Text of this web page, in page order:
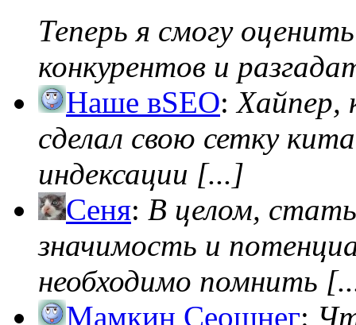
Теперь я смогу
конкурентов и
Наше вSEO: Хайпер,
сделал свою сетку
индексации [...]
Сеня: В целом,
значимость и
необходимо помнить
Мамкин Сеошнег: